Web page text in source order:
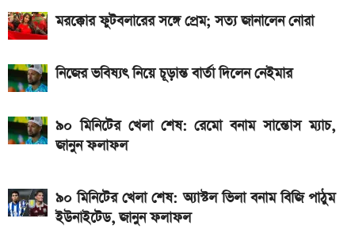
মরক্কোর ফুটবলারের সঙ্গে প্রেম; সত্য জানালেন নোরা
নিজের ভবিষ্যৎ নিয়ে চূড়ান্ত বার্তা দিলেন নেইমার
৯০ মিনিটের খেলা শেষ: রেমো বনাম সান্তোস ম্যাচ,
জানুন ফলাফল
৯০ মিনিটের খেলা শেষ: অ্যাস্টল ভিলা বনাম বিজি পাঠুম
ইউনাইটেড, জানুন ফলাফল